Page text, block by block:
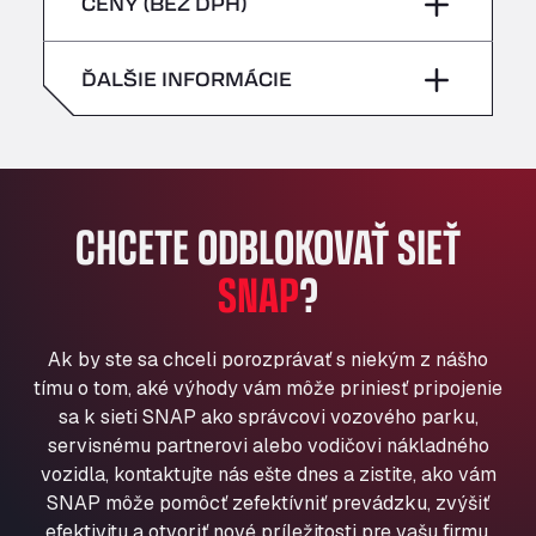
Klaverbladstaat 21, 3560
American Truck Wash
Andamur La Junquera
AP7 Salida 2, C/ Bassegoda, 4, 17700
Andamur Pamplona
Andamur San Roman II
Aut A1 Exit 385, 01207
Anglia Motel
Washway Road, PE12 8LT
Anpol Sp. z o.o.
Ul. Torunska 147, 85884
nedeľa –
nedeľa –
ĎALŠIE INFORMÁCIE
CHCETE ODBLOKOVAŤ SIEŤ
SNAP?
Ak by ste sa chceli porozprávať s niekým z nášho
tímu o tom, aké výhody vám môže priniesť pripojenie
sa k sieti SNAP ako správcovi vozového parku,
servisnému partnerovi alebo vodičovi nákladného
vozidla, kontaktujte nás ešte dnes a zistite, ako vám
SNAP môže pomôcť zefektívniť prevádzku, zvýšiť